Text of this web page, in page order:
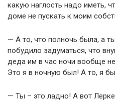
какую наглость надо иметь,
доме не пускать к моим
— А то, что полночь была, а
побудило задуматься, что
деда им в час ночи вообще
Это я в ночную был! А то, я
— Ты – это ладно! А вот